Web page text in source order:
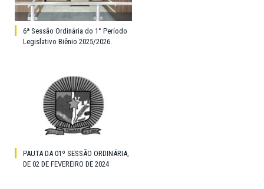
6ª Sessão Ordinária do 1° Período
Legislativo Biênio 2025/2026.
PAUTA DA 01º SESSÃO ORDINÁRIA,
DE 02 DE FEVEREIRO DE 2024